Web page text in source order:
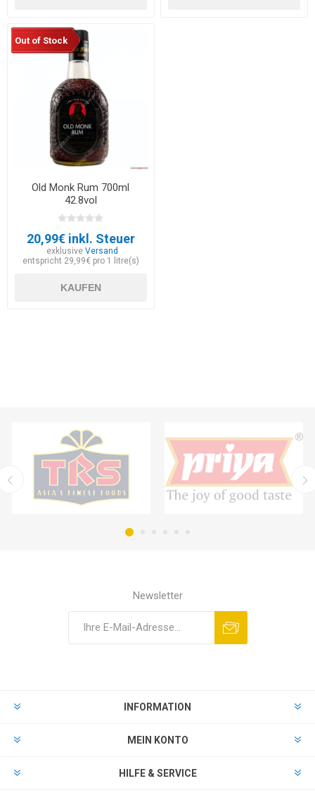
Out of Stock
Old Monk Rum 700ml
42.8vol
20,99€ inkl. Steuer
exklusiveVersand
entspricht 29,99€ pro 1 litre(s)
KAUFEN
Newsletter
INFORMATION
MEIN KONTO
HILFE & SERVICE